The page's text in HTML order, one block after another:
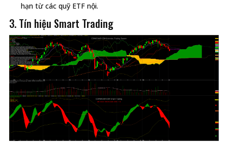
hạn từ các quỹ ETF nội.
3. Tín hiệu Smart Trading